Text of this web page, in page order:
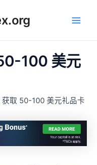
100 美元
获取 50-100 美元礼品卡